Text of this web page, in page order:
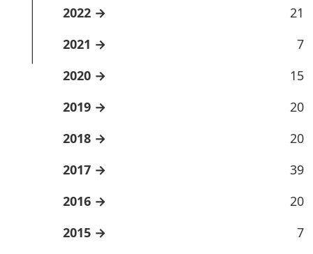
2022
21
2021
7
2020
15
2019
20
2018
20
2017
39
2016
20
2015
7